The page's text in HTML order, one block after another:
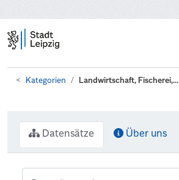
Kategorien Landwirtschaft, Fischerei,...
Datensätze Über uns